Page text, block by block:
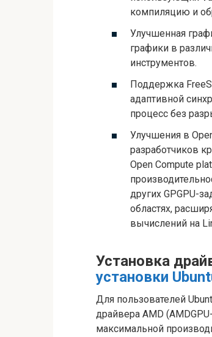
компиляцию и
Улучшенная
графики в
инструментов.
Поддержка
адаптивной
процесс без
Улучшения в
разработчиков
Open Compute
других GPGPU-
областях,
вычислений на
Установка
установки
Для пользователей
драйвера AMD
максимальной